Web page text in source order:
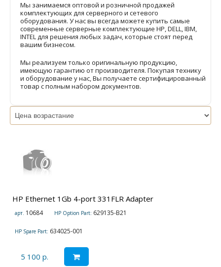
Мы занимаемся оптовой и розничной продажей
комплектующих для серверного и сетевого
оборудования. У нас вы всегда можете купить самые
современные серверные комплектующие HP, DELL, IBM,
INTEL для решения любых задач, которые стоят перед
вашим бизнесом.
Мы реализуем только оригинальную продукцию,
имеющую гарантию от производителя. Покупая технику
и оборудование у нас, Вы получаете сертифицированный
товар с полным набором документов.
HP Ethernet 1Gb 4-port 331FLR Adapter
арт. 10684 HP Option Part: 629135-B21
HP Spare Part: 634025-001
5 100 р.